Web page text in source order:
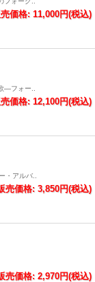
価格: 11,000円(税込)
―フォー..
価格: 12,100円(税込)
・アルバ..
売価格: 3,850円(税込)
売価格: 2,970円(税込)